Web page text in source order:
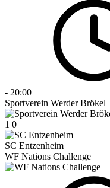
- 20:00
Sportverein Werder Brökel
1 0
SC Entzenheim
WF Nations Challenge